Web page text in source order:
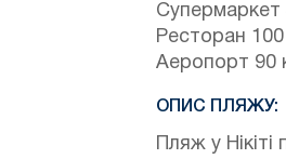
Супермаркет
Ресторан
Аеропорт 90
ОПИС ПЛЯЖУ:
Пляж у Нікіті